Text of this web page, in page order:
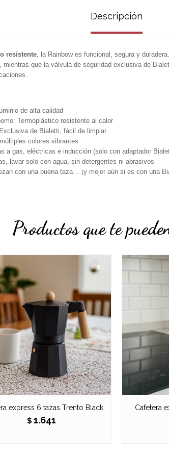
Descripción
resistente, la Rainbow es funcional, segura y
mientras que la válvula de seguridad exclusiva de
de alta calidad
Termoplástico resistente al calor
de Bialetti, fácil de limpiar
colores vibrantes
a gas, eléctricas e inducción (solo con adaptador
lavar solo con agua, sin detergentes ni abrasivos
con una buena taza… ¡y mejor aún si es con una
Productos que te
express 6 tazas Trento Black
$ 1.641
Cafetera